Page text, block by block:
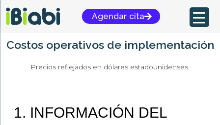
contenido
Agendar cita
Costos operativos de implementación
Precios reflejados en dólares estadounidenses.
1. INFORMACIÓN DEL